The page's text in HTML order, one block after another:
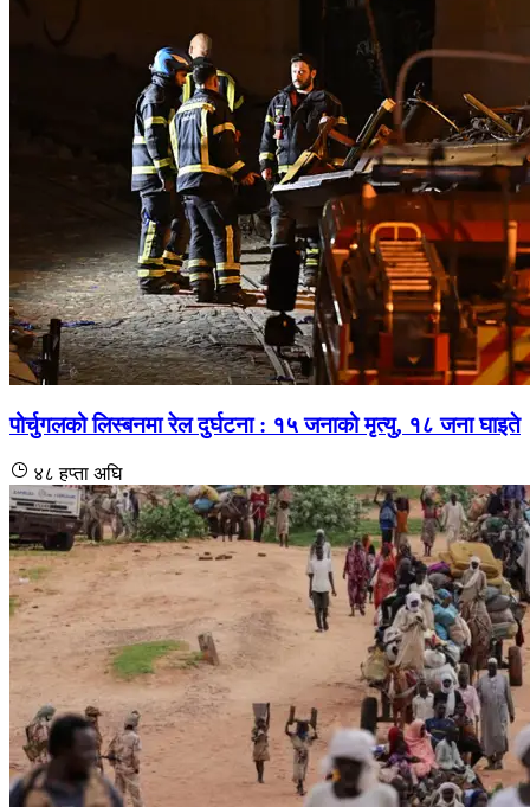
पोर्चुगलको लिस्बनमा रेल दुर्घटना : १५ जनाको मृत्यु, १८ जना घाइते
४८ हप्ता अघि